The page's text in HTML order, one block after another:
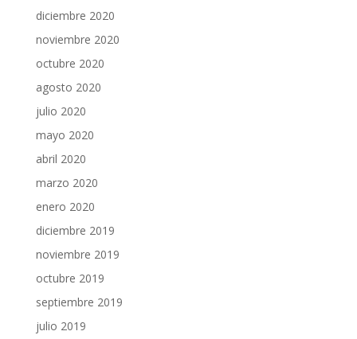
diciembre 2020
noviembre 2020
octubre 2020
agosto 2020
julio 2020
mayo 2020
abril 2020
marzo 2020
enero 2020
diciembre 2019
noviembre 2019
octubre 2019
septiembre 2019
julio 2019